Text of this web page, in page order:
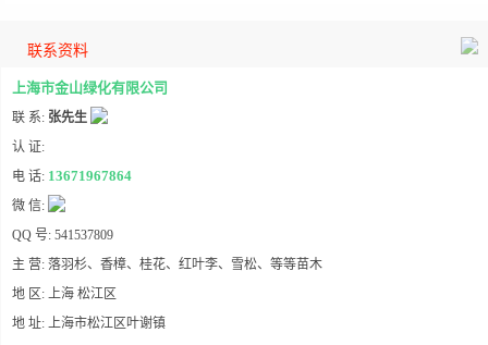
联系资料
上海市金山绿化有限公司
联 系: 张先生
认 证:
电 话: 13671967864
微 信:
QQ 号: 541537809
主 营: 落羽杉、香樟、桂花、红叶李、雪松、等等苗木
地 区: 上海 松江区
地 址: 上海市松江区叶谢镇